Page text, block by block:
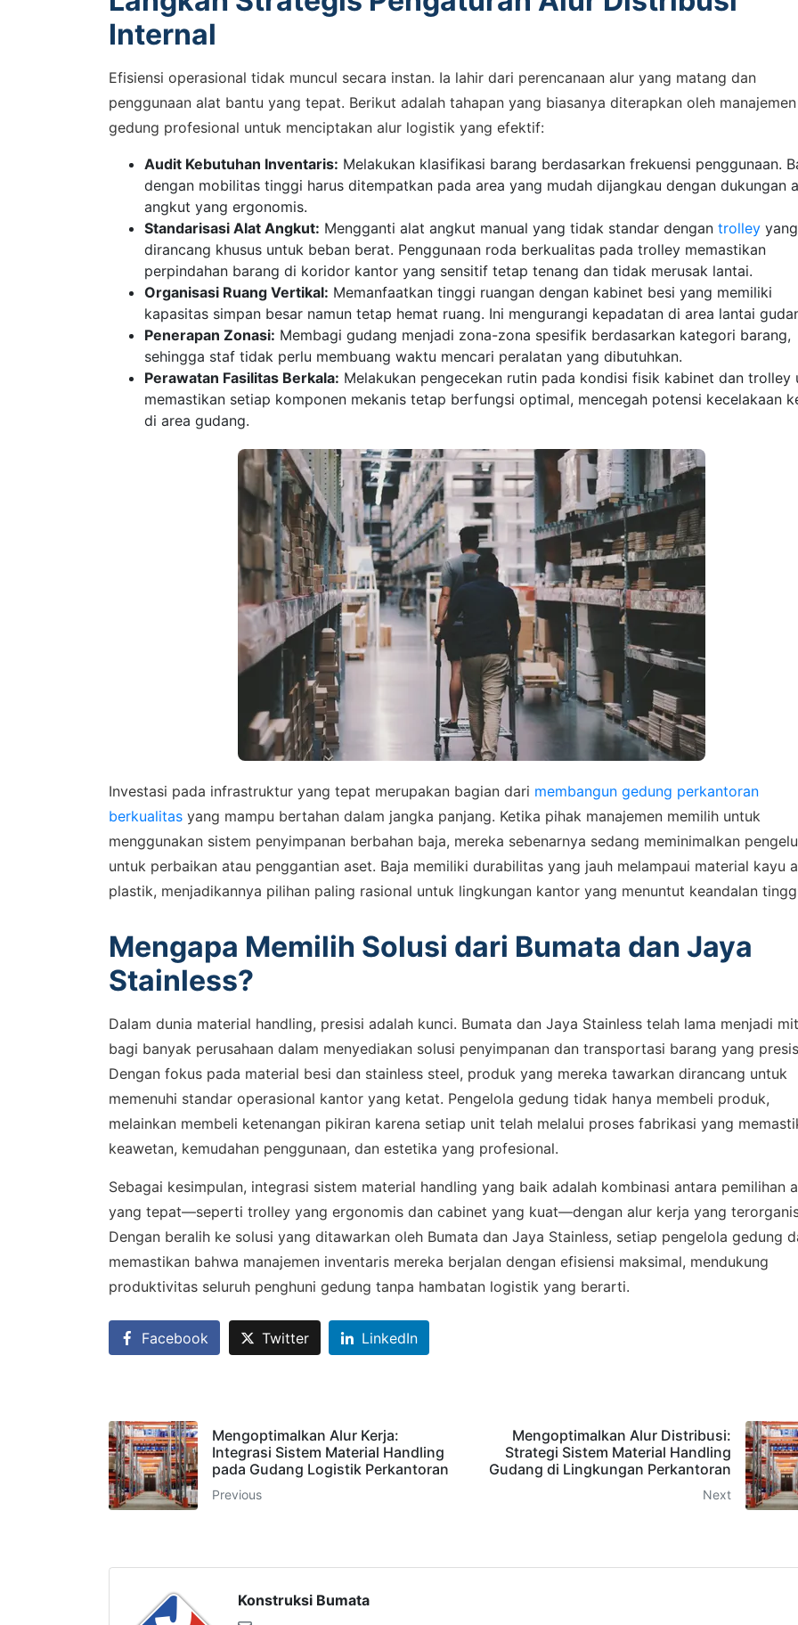
Internal
Efisiensi operasional tidak muncul secara instan. Ia lahir dari perencanaan alur yang matang dan
penggunaan alat bantu yang tepat. Berikut adalah tahapan yang biasanya diterapkan oleh manajemen
gedung profesional untuk menciptakan alur logistik yang efektif:
Audit Kebutuhan Inventaris: Melakukan klasifikasi barang berdasarkan frekuensi penggunaan.
dengan mobilitas tinggi harus ditempatkan pada area yang mudah dijangkau dengan dukungan
angkut yang ergonomis.
Standarisasi Alat Angkut: Mengganti alat angkut manual yang tidak standar dengan trolley yang
dirancang khusus untuk beban berat. Penggunaan roda berkualitas pada trolley memastikan
perpindahan barang di koridor kantor yang sensitif tetap tenang dan tidak merusak lantai.
Organisasi Ruang Vertikal: Memanfaatkan tinggi ruangan dengan kabinet besi yang memiliki
kapasitas simpan besar namun tetap hemat ruang. Ini mengurangi kepadatan di area lantai
Penerapan Zonasi: Membagi gudang menjadi zona-zona spesifik berdasarkan kategori barang,
sehingga staf tidak perlu membuang waktu mencari peralatan yang dibutuhkan.
Perawatan Fasilitas Berkala: Melakukan pengecekan rutin pada kondisi fisik kabinet dan trolley
memastikan setiap komponen mekanis tetap berfungsi optimal, mencegah potensi kecelakaan
di area gudang.
Investasi pada infrastruktur yang tepat merupakan bagian dari membangun gedung perkantoran
berkualitas yang mampu bertahan dalam jangka panjang. Ketika pihak manajemen memilih untuk
menggunakan sistem penyimpanan berbahan baja, mereka sebenarnya sedang meminimalkan
untuk perbaikan atau penggantian aset. Baja memiliki durabilitas yang jauh melampaui material kayu
plastik, menjadikannya pilihan paling rasional untuk lingkungan kantor yang menuntut keandalan
Mengapa Memilih Solusi dari Bumata dan Jaya
Stainless?
Dalam dunia material handling, presisi adalah kunci. Bumata dan Jaya Stainless telah lama menjadi
bagi banyak perusahaan dalam menyediakan solusi penyimpanan dan transportasi barang yang
Dengan fokus pada material besi dan stainless steel, produk yang mereka tawarkan dirancang untuk
memenuhi standar operasional kantor yang ketat. Pengelola gedung tidak hanya membeli produk,
melainkan membeli ketenangan pikiran karena setiap unit telah melalui proses fabrikasi yang
keawetan, kemudahan penggunaan, dan estetika yang profesional.
Sebagai kesimpulan, integrasi sistem material handling yang baik adalah kombinasi antara pemilihan
yang tepat—seperti trolley yang ergonomis dan cabinet yang kuat—dengan alur kerja yang
Dengan beralih ke solusi yang ditawarkan oleh Bumata dan Jaya Stainless, setiap pengelola gedung
memastikan bahwa manajemen inventaris mereka berjalan dengan efisiensi maksimal, mendukung
produktivitas seluruh penghuni gedung tanpa hambatan logistik yang berarti.
Facebook Twitter LinkedIn
Mengoptimalkan Alur Kerja:
Integrasi Sistem Material Handling
pada Gudang Logistik Perkantoran
Previous
Mengoptimalkan Alur Distribusi:
Strategi Sistem Material Handling
Gudang di Lingkungan Perkantoran
Next
Konstruksi Bumata
SALES ASSISTANCE
Hubungi Tim Sales
Konsultasikan kebutuhan proyek Anda, dapatkan estimasi cepat via
WhatsApp.
6281310045708
Admin 2
62811893101